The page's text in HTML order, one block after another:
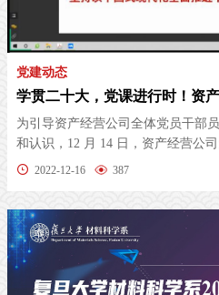
党建动态
为引导资产经营公司全体党员干部
和认识，12 月 14 日，资产经营公
召开理...
2022-12-16 387